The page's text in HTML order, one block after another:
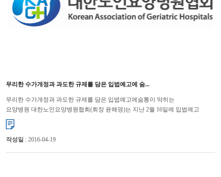
무리한 수가개정과 과도한 규제를 담은 입법예고에 숨...
무리한 수가개정과 과도한 규제를 담은 입법예고에숨통이 막히는
요양병원 대한노인요양병원협회(회장 윤해영)는 지난 2월 16일에 입법예고
된 ‘의료법 시행규칙 일부개정령(안)’을 검토한 후 “이제는 더 ...
작성일 : 2016-04-19